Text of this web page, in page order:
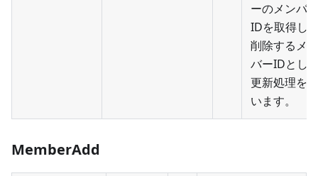
ーのメンバー
IDを取得し
削除するメン
バーIDとし
更新処理を行
います。
MemberAdd